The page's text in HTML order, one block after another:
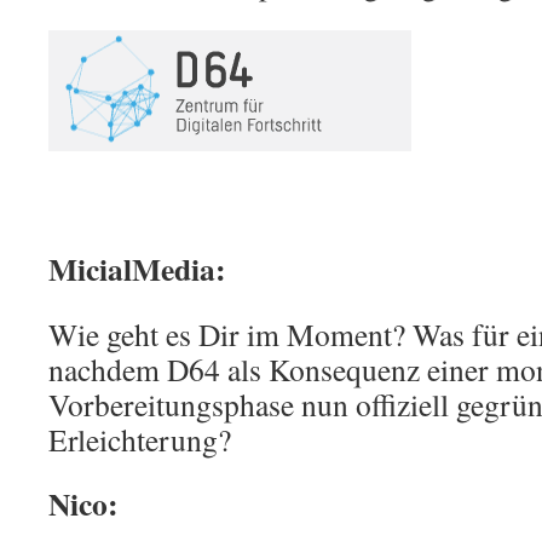
MicialMedia:
Wie geht es Dir im Moment? Was für
nachdem D64 als Konsequenz einer
Vorbereitungsphase nun offiziell
Erleichterung?
Nico: